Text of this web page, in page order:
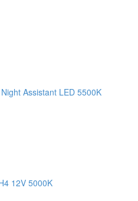
Assistant LED 5500K
12V 5000K